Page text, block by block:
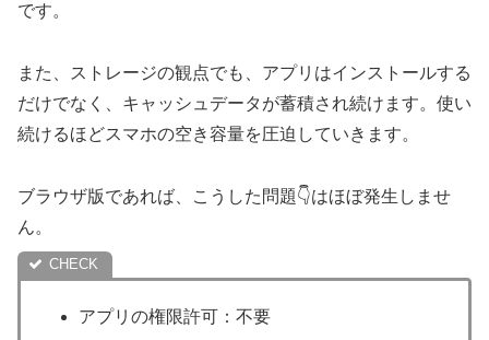
です。
また、ストレージの観点でも、アプリはインストールする
だけでなく、キャッシュデータが蓄積され続けます。使い
続けるほどスマホの空き容量を圧迫していきます。
ブラウザ版であれば、こうした問題👇はほぼ発生しませ
ん。
アプリの権限許可：不要